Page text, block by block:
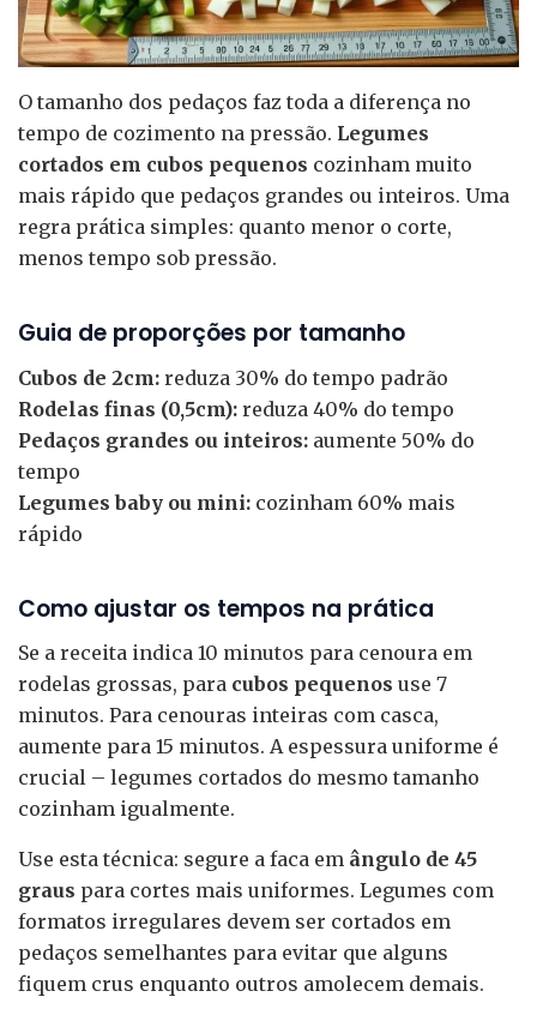
O tamanho dos pedaços faz toda a diferença no
tempo de cozimento na pressão. Legumes
cortados em cubos pequenos cozinham muito
mais rápido que pedaços grandes ou inteiros. Uma
regra prática simples: quanto menor o corte,
menos tempo sob pressão.
Guia de proporções por tamanho
Cubos de 2cm: reduza 30% do tempo padrão
Rodelas finas (0,5cm): reduza 40% do tempo
Pedaços grandes ou inteiros: aumente 50% do
tempo
Legumes baby ou mini: cozinham 60% mais
rápido
Como ajustar os tempos na prática
Se a receita indica 10 minutos para cenoura em
rodelas grossas, para cubos pequenos use 7
minutos. Para cenouras inteiras com casca,
aumente para 15 minutos. A espessura uniforme é
crucial – legumes cortados do mesmo tamanho
cozinham igualmente.
Use esta técnica: segure a faca em ângulo de 45
graus para cortes mais uniformes. Legumes com
formatos irregulares devem ser cortados em
pedaços semelhantes para evitar que alguns
fiquem crus enquanto outros amolecem demais.